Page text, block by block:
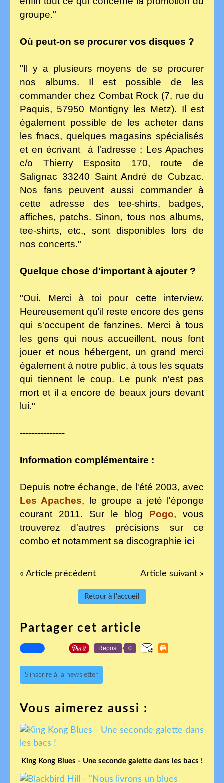
groupe."
Où peut-on se procurer vos disques ?
"Il y a plusieurs moyens de se procurer
nos albums. Il est possible de les
commander chez Combat Rock (7, rue du
Paquis, 57950 Montigny les Metz). Il est
également possible de les acheter dans
les fnacs, quelques magasins spécialisés
et en écrivant à l'adresse : Les Apaches
c/o Thierry Esposito 170, route de
Salignac 33240 Saint André de Cubzac.
Nos fans peuvent aussi commander à
cette adresse des tee-shirts, badges,
affiches, patchs. Sinon, tous nos albums,
tee-shirts, etc., sont disponibles lors de
nos concerts."
Quelque chose d'important à ajouter ?
"Oui. Merci à toi pour cette interview.
Heureusement qu'il reste encore des gens
qui s'occupent de fanzines. Merci à tous
les gens qui nous accueillent, nous font
jouer et nous hébergent, un grand merci
également à notre public, à tous les squats
qui tiennent le coup. Le punk n'est pas
mort et il a encore de beaux jours devant
lui."
---------------
Information complémentaire :
Depuis notre échange, de l'été 2003, avec
Les Apaches, le groupe a jeté l'éponge
courant 2011. Sur le blog Pogo, vous
trouverez d'autres précisions sur ce
combo et notamment sa discographie ici
« Article précédent Article suivant »
Retour à l'accueil
Partager cet article
Repost 0
S'inscrire à la newsletter
Vous aimerez aussi :
King Kong Blues - Une seconde galette dans les bacs !